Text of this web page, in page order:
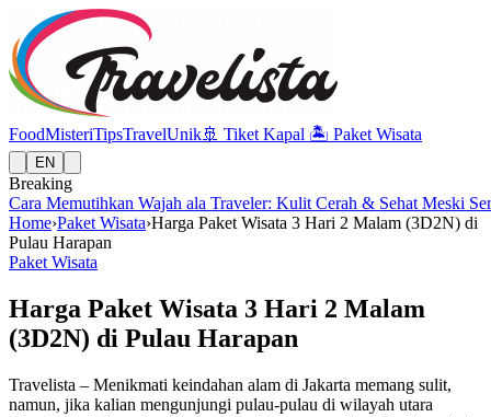
FoodMisteriTipsTravelUnik🚢 Tiket Kapal 🏝️ Paket Wisata
EN
Breaking
Cara Memutihkan Wajah ala Traveler: Kulit Cerah & Sehat Meski
Home›Paket Wisata›Harga Paket Wisata 3 Hari 2 Malam (3D2N) di
Pulau Harapan
Paket Wisata
Harga Paket Wisata 3 Hari 2 Malam
(3D2N) di Pulau Harapan
Travelista – Menikmati keindahan alam di Jakarta memang sulit,
namun, jika kalian mengunjungi pulau-pulau di wilayah utara